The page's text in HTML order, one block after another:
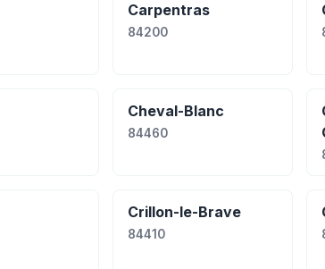
Carpentras
84200
Cheval-Blanc
84460
Crillon-le-Brave
84410